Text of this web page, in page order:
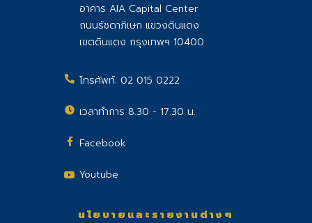
อาคาร AIA Capital Center
ถนนรัชดาภิเษก แขวงดินแดง
เขตดินแดง กรุงเทพฯ 10400
โทรศัพท์: 02 015 0222
เวลาทำการ 8.30 - 17.30 น.
Facebook
Youtube
นโยบายและรายงานต่างๆ